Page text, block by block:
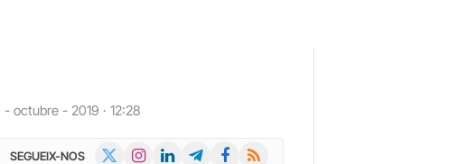
- octubre - 2019 · 12:28
SEGUEIX-NOS InstagramLinkedInTelegramFacebook
RSS